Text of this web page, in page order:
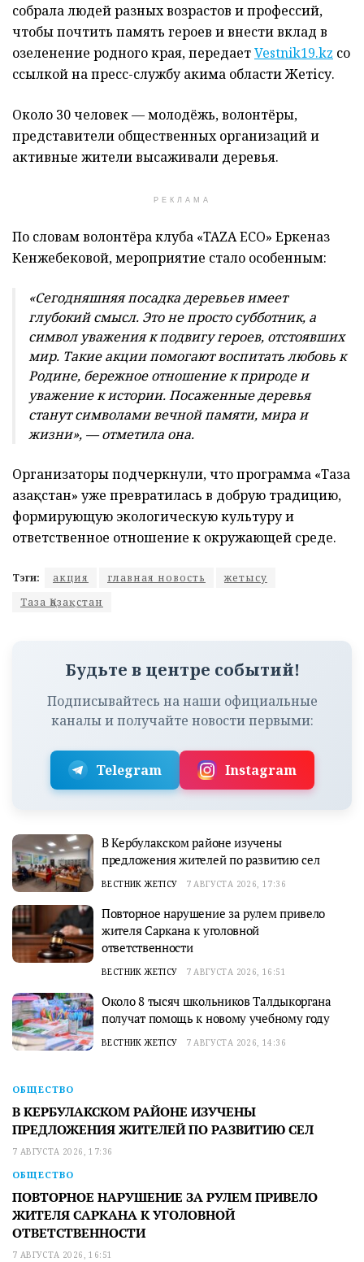
собрала людей разных возрастов и профессий,
чтобы почтить память героев и внести вклад в
озеленение родного края, передаетVestnik19.kz со
ссылкой на пресс-службу акима области Жетісу.
Около 30 человек — молодёжь, волонтёры,
представители общественных организаций и
активные жители высаживали деревья.
РЕКЛАМА
По словам волонтёра клуба «TAZA ECO» Еркеназ
Кенжебековой, мероприятие стало особенным:
«Сегодняшняя посадка деревьев имеет
глубокий смысл. Это не просто субботник, а
символ уважения к подвигу героев, отстоявших
мир. Такие акции помогают воспитать любовь к
Родине, бережное отношение к природе и
уважение к истории. Посаженные деревья
станут символами вечной памяти, мира и
жизни», — отметила она.
Организаторы подчеркнули, что программа «Таза
Қазақстан» уже превратилась в добрую традицию,
формирующую экологическую культуру и
ответственное отношение к окружающей среде.
Тэги: акция главная новость
жетысу
Таза Қазақстан
Будьте в центре событий!
Подписывайтесь на наши официальные
каналы и получайте новости первыми:
Telegram Instagram
В Кербулакском районе изучены
предложения жителей по развитию сел
ВЕСТНИК ЖЕТІСУ 7 АВГУСТА 2026, 17:36
Повторное нарушение за рулем привело
жителя Саркана к уголовной
ответственности
ВЕСТНИК ЖЕТІСУ 7 АВГУСТА 2026, 16:51
Около 8 тысяч школьников Талдыкоргана
получат помощь к новому учебному году
ВЕСТНИК ЖЕТІСУ 7 АВГУСТА 2026, 14:36
ОБЩЕСТВО
В КЕРБУЛАКСКОМ РАЙОНЕ ИЗУЧЕНЫ
ПРЕДЛОЖЕНИЯ ЖИТЕЛЕЙ ПО РАЗВИТИЮ СЕЛ
7 АВГУСТА 2026, 17:36
ОБЩЕСТВО
ПОВТОРНОЕ НАРУШЕНИЕ ЗА РУЛЕМ ПРИВЕЛО
ЖИТЕЛЯ САРКАНА К УГОЛОВНОЙ
ОТВЕТСТВЕННОСТИ
7 АВГУСТА 2026, 16:51